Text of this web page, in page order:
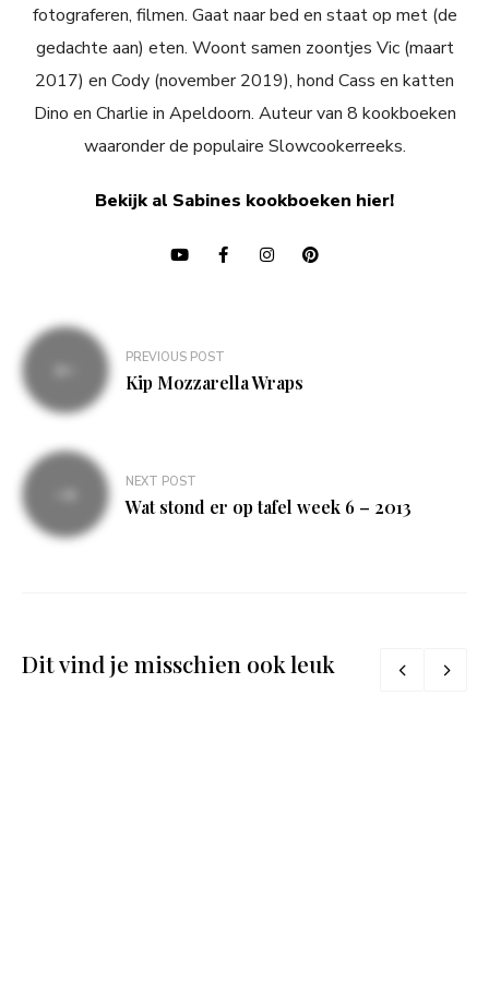
fotograferen, filmen. Gaat naar bed en staat op met (de
gedachte aan) eten. Woont samen zoontjes Vic (maart
2017) en Cody (november 2019), hond Cass en katten
Dino en Charlie in Apeldoorn. Auteur van 8 kookboeken
waaronder de populaire Slowcookerreeks.
Bekijk al Sabines kookboeken hier!
Bericht
navigatie
PREVIOUS POST
Kip Mozzarella Wraps
NEXT POST
Wat stond er op tafel week 6 – 2013
Dit vind je misschien ook leuk